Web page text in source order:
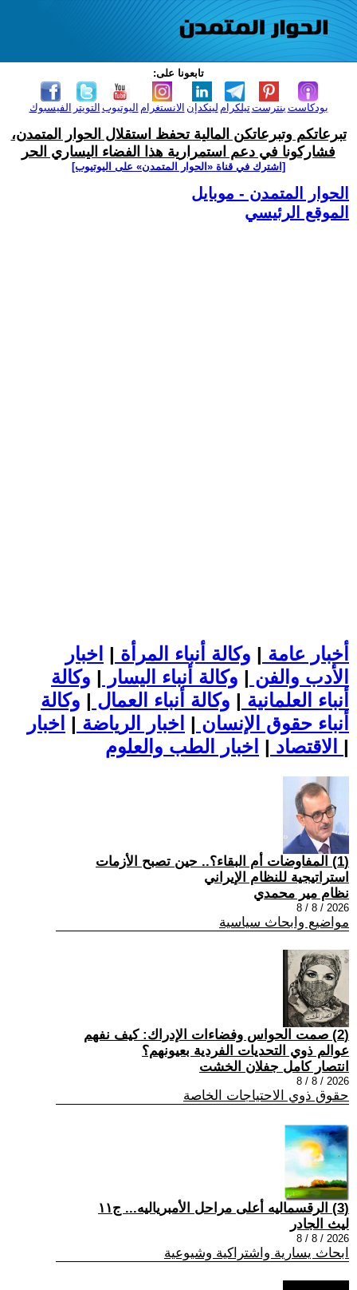
تابعونا على:
الفيسبوك التويتر اليوتيوب الانستغرام لينكدإن تيلكرامبنترست بودكاست
تبرعاتكم وتبرعاتكن المالية تحفظ استقلال الحوار المتمدن،
فشاركونا في دعم استمرارية هذا الفضاء اليساري الحر
[اشترك في قناة ‫«الحوار المتمدن» على اليوتيوب]
الحوار المتمدن - موبايل
الموقع الرئيسي
أخبار عامة | وكالة أنباء المرأة | اخبار
الأدب والفن | وكالة أنباء اليسار | وكالة
أنباء العلمانية | وكالة أنباء العمال | وكالة
أنباء حقوق الإنسان | اخبار الرياضة | اخبار
الاقتصاد | |
(1) المفاوضات أم البقاء؟.. حين تصبح الأزمات
استراتيجية للنظام الإيراني
نظام مير محمدي
2026 / 8 / 8
مواضيع وابحاث سياسية
(2) صمت الحواس وفضاءات الإدراك: كيف نفهم
عوالم ذوي التحديات الفردية بعيونهم؟
انتصار كامل جفلان الخشت
2026 / 8 / 8
حقوق ذوي الاحتياجات الخاصة
(3) الرقسماليه أعلى مراحل الأمبرياليه... ج١١
ليث الجادر
2026 / 8 / 8
ابحاث يسارية واشتراكية وشيوعية